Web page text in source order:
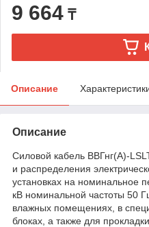
9 664 ₸
Описание
Описание
Силовой кабель ВВГнг(А)-
и распределения
установках на номинальное
кВ номинальной частоты 50
влажных помещениях, в
блоках, а также для